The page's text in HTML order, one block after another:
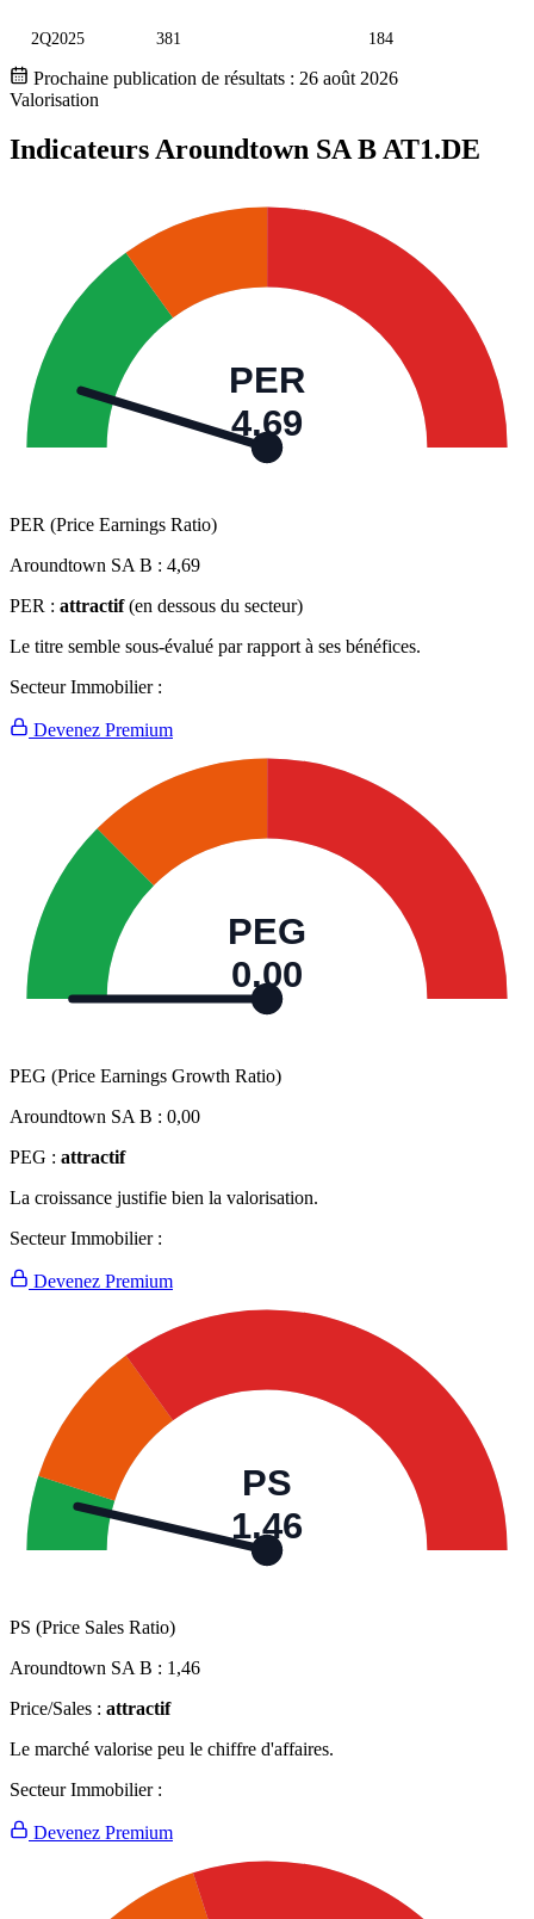
2Q2025 381 184
Prochaine publication de résultats : 26 août 2026
Valorisation
Indicateurs Aroundtown SA BAT1.DE
PER
4,69
PER (Price Earnings Ratio)
Aroundtown SA B : 4,69
PER : attractif (en dessous du secteur)
Le titre semble sous-évalué par rapport à ses bénéfices.
Secteur Immobilier :
Devenez Premium
PEG
0,00
PEG (Price Earnings Growth Ratio)
Aroundtown SA B : 0,00
PEG : attractif
La croissance justifie bien la valorisation.
Secteur Immobilier :
Devenez Premium
PS
1,46
PS (Price Sales Ratio)
Aroundtown SA B : 1,46
Price/Sales : attractif
Le marché valorise peu le chiffre d'affaires.
Secteur Immobilier :
Devenez Premium